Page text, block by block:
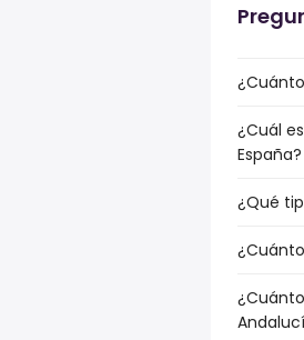
¿Cuál
España?
¿Qué